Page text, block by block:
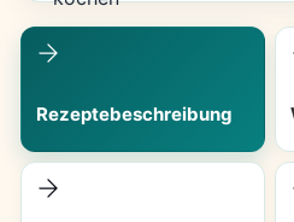
Rezeptebeschreibung